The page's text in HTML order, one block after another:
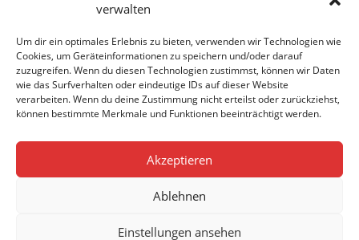
verwalten
Um dir ein optimales Erlebnis zu bieten, verwenden wir Technologien wie
Cookies, um Geräteinformationen zu speichern und/oder darauf
zuzugreifen. Wenn du diesen Technologien zustimmst, können wir Daten
wie das Surfverhalten oder eindeutige IDs auf dieser Website
verarbeiten. Wenn du deine Zustimmung nicht erteilst oder zurückziehst,
können bestimmte Merkmale und Funktionen beeinträchtigt werden.
Akzeptieren
Ablehnen
Einstellungen ansehen